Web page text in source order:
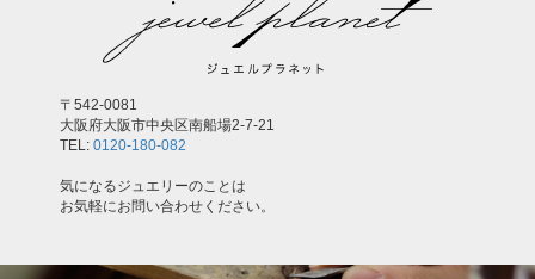
〒542-0081
大阪府大阪市中央区南船場2-7-21
TEL: 0120-180-082
気になるジュエリーのことは
お気軽にお問い合わせください。